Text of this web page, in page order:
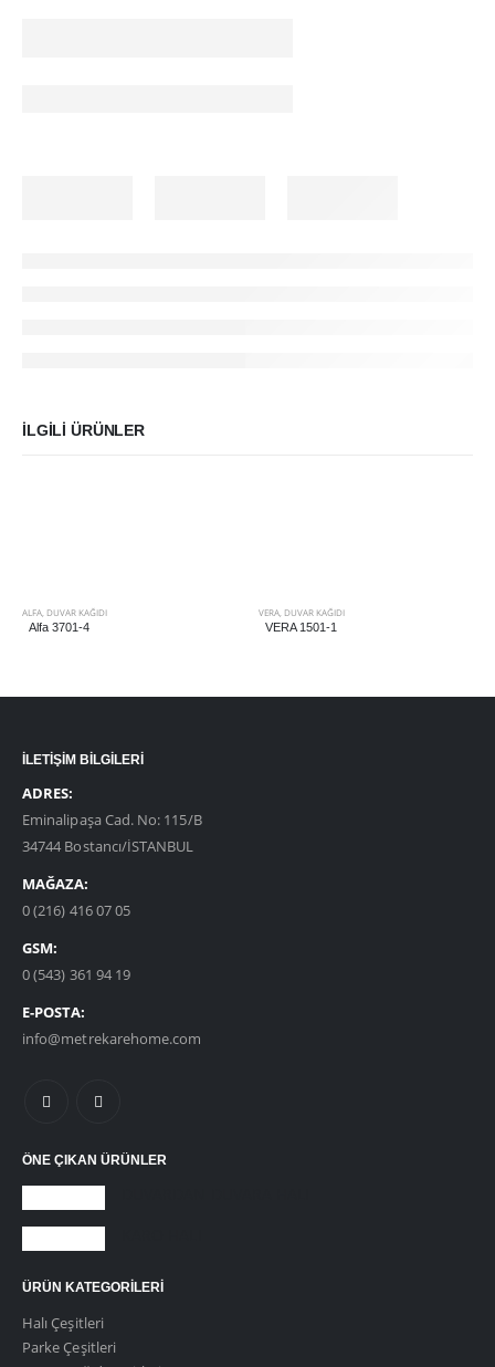
İLGILI ÜRÜNLER
ALFA, DUVAR KAĞIDI
Alfa 3701-4
VERA, DUVAR KAĞIDI
VERA 1501-1
İLETİŞİM BİLGİLERİ
ADRES:
Eminalipaşa Cad. No: 115/B
34744 Bostancı/İSTANBUL
MAĞAZA:
0 (216) 416 07 05
GSM:
0 (543) 361 94 19
E-POSTA:
info@metrekarehome.com
ÖNE ÇIKAN ÜRÜNLER
ÜRÜN KATEGORILERI
Halı Çeşitleri
Parke Çeşitleri